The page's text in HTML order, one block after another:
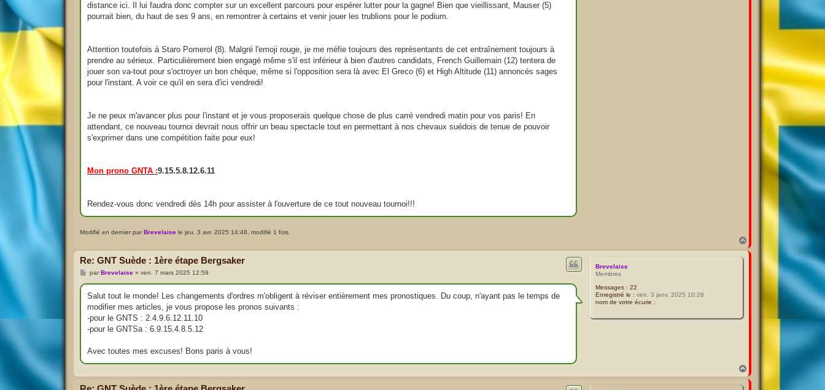
distance ici. Il lui faudra donc compter sur un excellent parcours pour espérer lutter pour la gagne! Bien que vieillissant, Mauser (5)
pourrait bien, du haut de ses 9 ans, en remontrer à certains et venir jouer les trublions pour le podium.
Attention toutefois à Staro Pomerol (8). Malgré l'emoji rouge, je me méfie toujours des représentants de cet entraînement toujours à
prendre au sérieux. Particulièrement bien engagé même s'il est inférieur à bien d'autres candidats, French Guillemain (12) tentera de
jouer son va-tout pour s'octroyer un bon chèque, même si l'opposition sera là avec El Greco (6) et High Altitude (11) annoncés sages
pour l'instant. A voir ce qu'il en sera d'ici vendredi!
Je ne peux m'avancer plus pour l'instant et je vous proposerais quelque chose de plus carré vendredi matin pour vos paris! En
attendant, ce nouveau tournoi devrait nous offrir un beau spectacle tout en permettant à nos chevaux suédois de tenue de pouvoir
s'exprimer dans une compétition faite pour eux!
Mon prono GNTA :9.15.5.8.12.6.11
Rendez-vous donc vendredi dès 14h pour assister à l'ouverture de ce tout nouveau tournoi!!!
Modifié en dernier par Brevelaise le jeu. 3 avr. 2025 14:48, modifié 1 fois.
a
u
Brevelaise
Membres
Messages : 22
Enregistré le : ven. 3 janv. 2025 10:26
nom de votre écurie :
Re: GNT Suède : 1ère étape Bergsaker
M
s
s
g
e
parBrevelaise» ven. 7 mars 2025 12:59
Salut tout le monde! Les changements d'ordres m'obligent à réviser entièrement mes pronostiques. Du coup, n'ayant pas le temps de
modifier mes articles, je vous propose les pronos suivants :
-pour le GNTS : 2.4.9.6.12.11.10
-pour le GNTSa : 6.9.15.4.8.5.12
Avec toutes mes excuses! Bons paris à vous!
a
u